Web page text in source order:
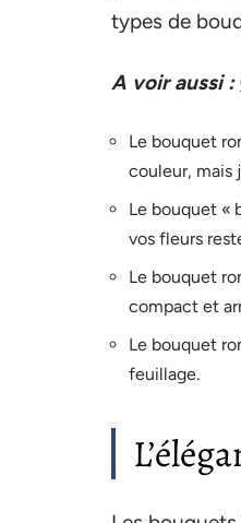
types de
A voir aussi :
Le bouquet
couleur, mais
Le bouquet «
vos fleurs
Le bouquet
compact et
Le bouquet
feuillage.